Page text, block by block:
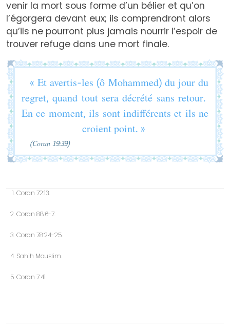
venir la mort sous forme d’un bélier et qu’on
l’égorgera devant eux; ils comprendront alors
qu’ils ne pourront plus jamais nourrir l’espoir de
trouver refuge dans une mort finale.
« Et avertis-les (ô Mohammed) du jour du
regret, quand tout sera décrété sans retour.
En ce moment, ils sont indifférents et ils ne
croient point. »
(Coran 19:39)
Coran 72:13.
Coran 88:6-7.
Coran 78:24-25.
Sahih Mouslim.
Coran 7:41.